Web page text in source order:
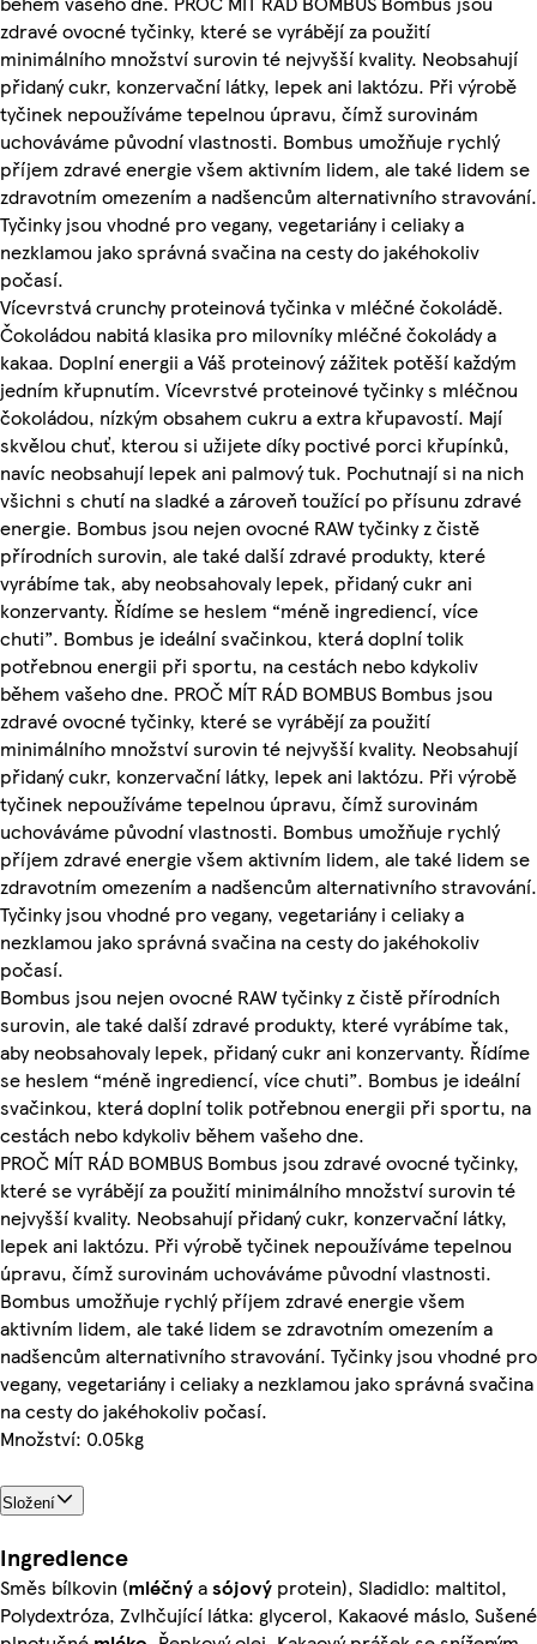
zdravé ovocné tyčinky, které se vyrábějí za použití
minimálního množství surovin té nejvyšší kvality. Neobsahují
přidaný cukr, konzervační látky, lepek ani laktózu. Při výrobě
tyčinek nepoužíváme tepelnou úpravu, čímž surovinám
uchováváme původní vlastnosti. Bombus umožňuje rychlý
příjem zdravé energie všem aktivním lidem, ale také lidem se
zdravotním omezením a nadšencům alternativního stravování.
Tyčinky jsou vhodné pro vegany, vegetariány i celiaky a
nezklamou jako správná svačina na cesty do jakéhokoliv
počasí.
Vícevrstvá crunchy proteinová tyčinka v mléčné čokoládě.
Čokoládou nabitá klasika pro milovníky mléčné čokolády a
kakaa. Doplní energii a Váš proteinový zážitek potěší každým
jedním křupnutím. Vícevrstvé proteinové tyčinky s mléčnou
čokoládou, nízkým obsahem cukru a extra křupavostí. Mají
skvělou chuť, kterou si užijete díky poctivé porci křupínků,
navíc neobsahují lepek ani palmový tuk. Pochutnají si na nich
všichni s chutí na sladké a zároveň toužící po přísunu zdravé
energie. Bombus jsou nejen ovocné RAW tyčinky z čistě
přírodních surovin, ale také další zdravé produkty, které
vyrábíme tak, aby neobsahovaly lepek, přidaný cukr ani
konzervanty. Řídíme se heslem “méně ingrediencí, více
chuti”. Bombus je ideální svačinkou, která doplní tolik
potřebnou energii při sportu, na cestách nebo kdykoliv
během vašeho dne. PROČ MÍT RÁD BOMBUS Bombus jsou
zdravé ovocné tyčinky, které se vyrábějí za použití
minimálního množství surovin té nejvyšší kvality. Neobsahují
přidaný cukr, konzervační látky, lepek ani laktózu. Při výrobě
tyčinek nepoužíváme tepelnou úpravu, čímž surovinám
uchováváme původní vlastnosti. Bombus umožňuje rychlý
příjem zdravé energie všem aktivním lidem, ale také lidem se
zdravotním omezením a nadšencům alternativního stravování.
Tyčinky jsou vhodné pro vegany, vegetariány i celiaky a
nezklamou jako správná svačina na cesty do jakéhokoliv
počasí.
Bombus jsou nejen ovocné RAW tyčinky z čistě přírodních
surovin, ale také další zdravé produkty, které vyrábíme tak,
aby neobsahovaly lepek, přidaný cukr ani konzervanty. Řídíme
se heslem “méně ingrediencí, více chuti”. Bombus je ideální
svačinkou, která doplní tolik potřebnou energii při sportu, na
cestách nebo kdykoliv během vašeho dne.
PROČ MÍT RÁD BOMBUS Bombus jsou zdravé ovocné tyčinky,
které se vyrábějí za použití minimálního množství surovin té
nejvyšší kvality. Neobsahují přidaný cukr, konzervační látky,
lepek ani laktózu. Při výrobě tyčinek nepoužíváme tepelnou
úpravu, čímž surovinám uchováváme původní vlastnosti.
Bombus umožňuje rychlý příjem zdravé energie všem
aktivním lidem, ale také lidem se zdravotním omezením a
nadšencům alternativního stravování. Tyčinky jsou vhodné pro
vegany, vegetariány i celiaky a nezklamou jako správná svačina
na cesty do jakéhokoliv počasí.
Množství: 0.05kg
Složení
Ingredience
Směs bílkovin (mléčnýasójový protein), Sladidlo: maltitol,
Polydextróza, Zvlhčující látka: glycerol, Kakaové máslo, Sušené